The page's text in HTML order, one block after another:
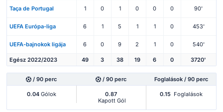
Taça de Portugal 1 0 1 0 0 0 90'
UEFA Európa-liga 6 1 5 1 1 0 453'
UEFA-bajnokok ligája 6 0 9 2 1 0 540'
Egész 2022/2023 49 3 38 19 6 0 3720'
/ 90 perc / 90 perc Foglalások / 90 perc
0.04Gólok
0.87
Kapott Gól
0.15 Foglalások